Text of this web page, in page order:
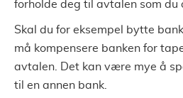
forholde deg til avtalen som du
Skal du for eksempel bytte
må kompensere banken for
avtalen. Det kan være mye å
til en annen bank.